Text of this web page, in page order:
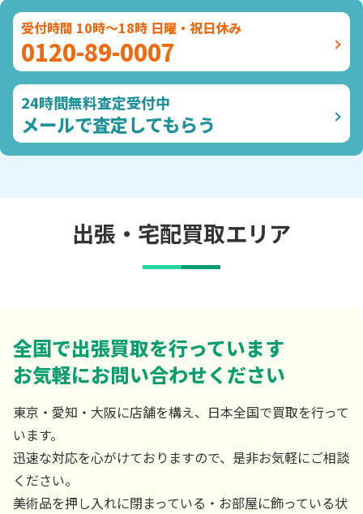
受付時間 10時～18時 日曜・祝日休み
0120-89-0007
24時間無料査定受付中
メールで査定してもらう
出張・宅配買取エリア
全国で出張買取を行っています
お気軽にお問い合わせください
東京・愛知・大阪に店舗を構え、日本全国で買取を行って
います。
迅速な対応を心がけておりますので、是非お気軽にご相談
ください。
美術品を押し入れに閉まっている・お部屋に飾っている状